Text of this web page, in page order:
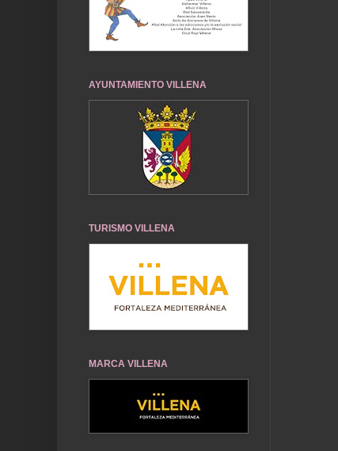
AYUNTAMIENTO VILLENA
TURISMO VILLENA
MARCA VILLENA